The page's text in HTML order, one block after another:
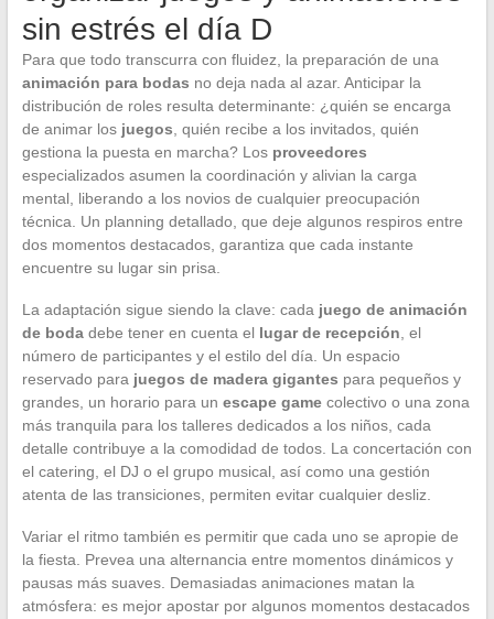
sin estrés el día D
Para que todo transcurra con fluidez, la preparación de una
animación para bodas no deja nada al azar. Anticipar la
distribución de roles resulta determinante: ¿quién se encarga
de animar los juegos, quién recibe a los invitados, quién
gestiona la puesta en marcha? Los proveedores
especializados asumen la coordinación y alivian la carga
mental, liberando a los novios de cualquier preocupación
técnica. Un planning detallado, que deje algunos respiros entre
dos momentos destacados, garantiza que cada instante
encuentre su lugar sin prisa.
La adaptación sigue siendo la clave: cada juego de animación
de bodadebe tener en cuenta el lugar de recepción, el
número de participantes y el estilo del día. Un espacio
reservado para juegos de madera gigantes para pequeños y
grandes, un horario para un escape gamecolectivo o una zona
más tranquila para los talleres dedicados a los niños, cada
detalle contribuye a la comodidad de todos. La concertación con
el catering, el DJ o el grupo musical, así como una gestión
atenta de las transiciones, permiten evitar cualquier desliz.
Variar el ritmo también es permitir que cada uno se apropie de
la fiesta. Prevea una alternancia entre momentos dinámicos y
pausas más suaves. Demasiadas animaciones matan la
atmósfera: es mejor apostar por algunos momentos destacados